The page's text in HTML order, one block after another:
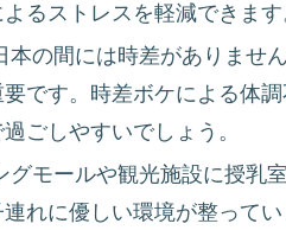
るストレスを軽減できます
の間には時差がありませ
です。時差ボケによる体
ごしやすいでしょう。
モールや観光施設に授乳
れに優しい環境が整って